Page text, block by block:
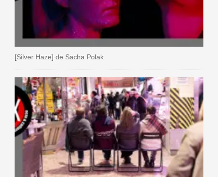
[Silver Haze] de Sacha Polak